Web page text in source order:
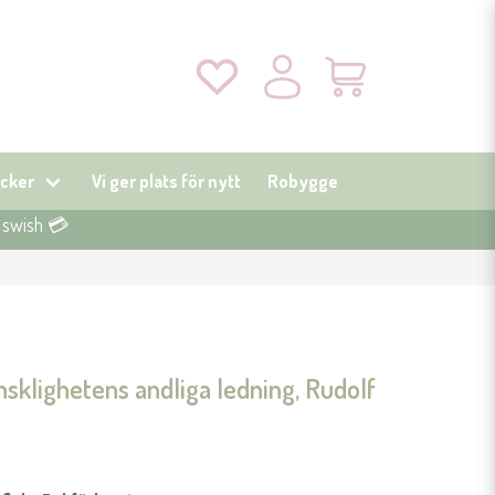
Vi ger plats för nytt Robygge
swish 💳
andliga ledning, Rudolf